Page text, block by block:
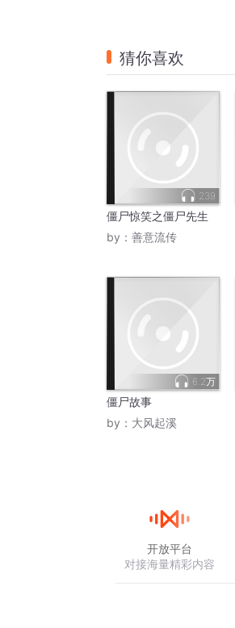
猜你喜欢
239
僵尸惊笑之僵尸先生
by： 善意流传
6.2万
僵尸故事
by： 大风起溪
开放平台
对接海量精彩内容